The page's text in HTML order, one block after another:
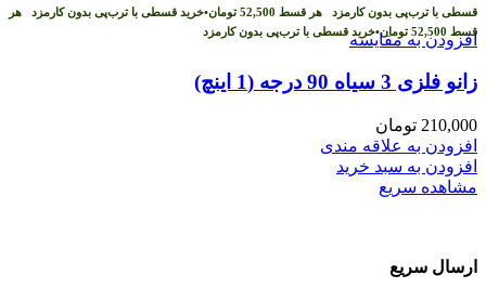
قسطی با ترب‌پی بدون کارمزد هر قسط 52,500 تومان•خرید قسطی با ترب‌پی بدون کارمزد هر
قسط 52,500 تومان•خرید قسطی با ترب‌پی بدون کارمزدافزودن به مقایسه
زانو فلزی 3 سیاه 90 درجه (1 اینچ)
210,000 تومان
افزودن به علاقه مندی
افزودن به سبد خرید
مشاهده سریع
ارسال سریع